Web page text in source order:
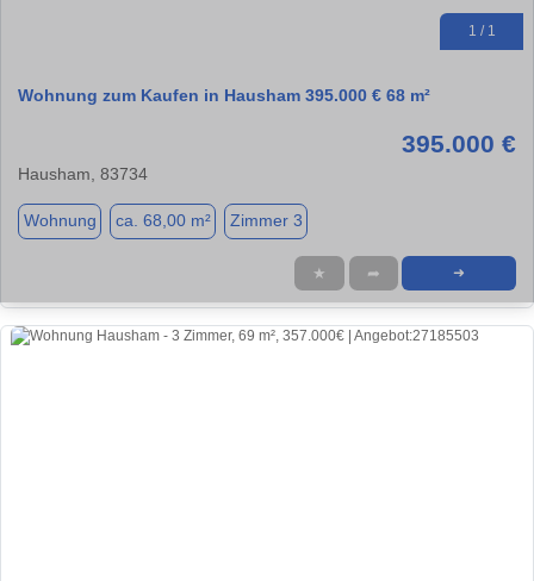
1 / 1
Wohnung zum Kaufen in Hausham 395.000 € 68 m²
395.000 €
Hausham, 83734
Wohnung ca. 68,00 m² Zimmer 3
★ ➦ ➜